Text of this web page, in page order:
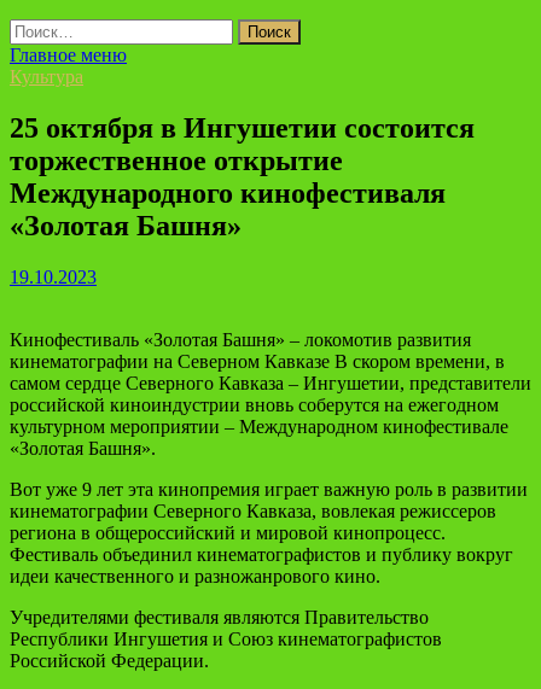
Найти:
Главное меню
Культура
25 октября в Ингушетии состоится
торжественное открытие
Международного кинофестиваля
«Золотая Башня»
19.10.2023
Кинофестиваль «Золотая Башня» – локомотив развития
кинематографии на Северном Кавказе В скором времени, в
самом сердце Северного Кавказа – Ингушетии, представители
российской киноиндустрии вновь соберутся на ежегодном
культурном мероприятии – Международном кинофестивале
«Золотая Башня».
Вот уже 9 лет эта кинопремия играет важную роль в развитии
кинематографии Северного Кавказа, вовлекая режиссеров
региона в общероссийский и мировой кинопроцесс.
Фестиваль объединил кинематографистов и публику вокруг
идеи качественного и разножанрового кино.
Учредителями фестиваля являются Правительство
Республики Ингушетия и Союз кинематографистов
Российской Федерации.